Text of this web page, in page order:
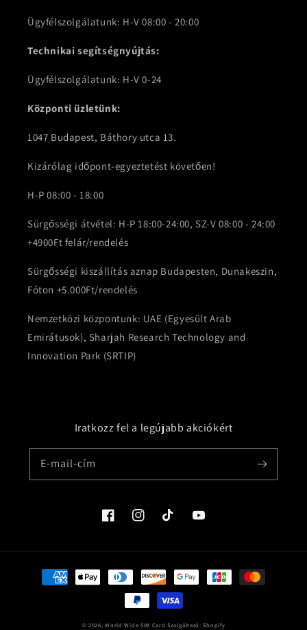
Ügyfélszolgálatunk: H-V 08:00 - 20:00
Technikai segítségnyújtás:
Ügyfélszolgálatunk: H-V 0-24
Központi üzletünk:
1047 Budapest, Báthory utca 13.
Kizárólag időpont-egyeztetést követően!
H-P 08:00 - 18:00
Sürgősségi átvétel: H-P 18:00-24:00, SZ-V 08:00 - 24:00
+4900Ft felár/rendelés
Sürgősségi kiszállítás aznap Budapesten, Dunakeszin,
Fóton +5.000Ft/rendelés
Nemzetközi központunk: UAE (Egyesült Arab
Emirátusok), Sharjah Research Technology and
Innovation Park (SRTIP)
Iratkozz fel a legújabb akciókért
E-mail-cím
FacebookInstagramTikTok YouTube
Fizetési
módok
© 2026,World Wide SIM Card Szolgáltató: Shopify